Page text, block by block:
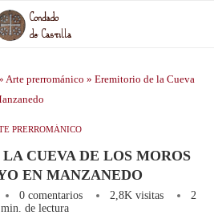
Arte prerrománico » Eremitorio de la Cueva
PRERROMÁNICO
CUEVA DE LOS MOROS
EN MANZANEDO
0 comentarios 2,8K visitas
2
min. de lectura